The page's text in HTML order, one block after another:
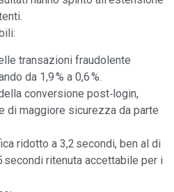
transazioni fraudolente
da 1,9 % a 0,6 %.
conversione post‑login,
di maggiore sicurezza da parte
ridotto a 3,2 secondi, ben al di
ritenuta accettabile per i